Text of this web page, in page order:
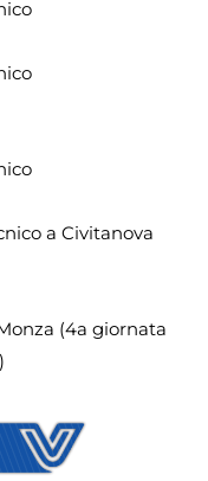
a Civitanova
(4a giornata